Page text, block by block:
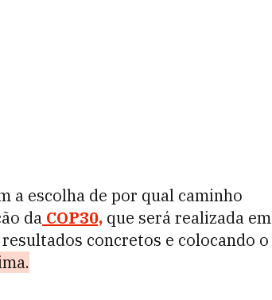
a escolha de por qual caminho
da COP30, que será realizada em
concretos e colocando o